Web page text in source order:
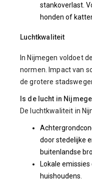
stankoverlast.
honden of
Luchtkwaliteit
In Nijmegen voldoet
normen. Impact van
de grotere
Is de lucht in
De luchtkwaliteit in
door stedelijke
buitenlandse
Lokale
huishoudens.